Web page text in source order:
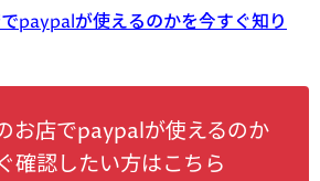
paypalが使えるのかを今すぐ知り
お店でpaypalが使えるのか
確認したい方はこちら